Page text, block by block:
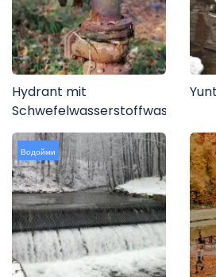
Hydrant mit
Schwefelwasserstoffwasser
Водойми